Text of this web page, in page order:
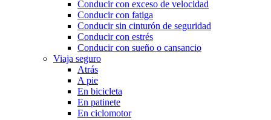
Conducir con exceso de velocidad
Conducir con fatiga
Conducir sin cinturón de seguridad
Conducir con estrés
Conducir con sueño o cansancio
Viaja seguro
Atrás
A pie
En bicicleta
En patinete
En ciclomotor